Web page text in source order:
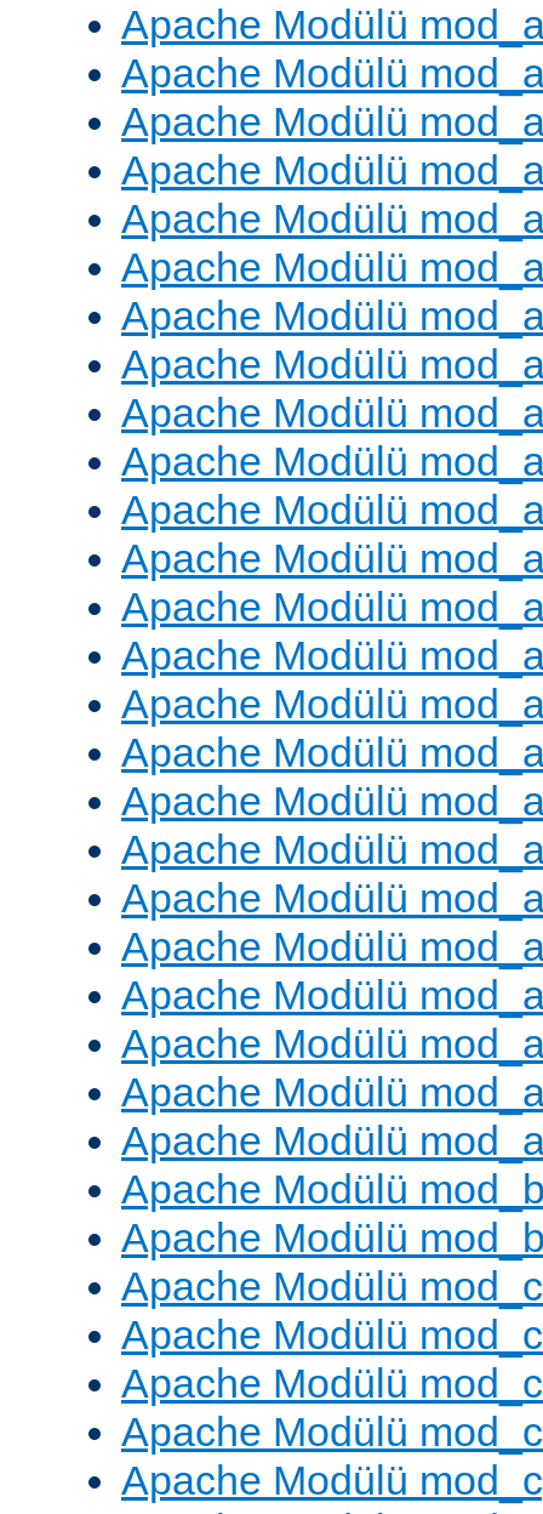
Apache Modülü
Apache Modülü
Apache Modülü
Apache Modülü
Apache Modülü
Apache Modülü
Apache Modülü
Apache Modülü
Apache Modülü
Apache Modülü
Apache Modülü
Apache Modülü
Apache Modülü
Apache Modülü
Apache Modülü
Apache Modülü
Apache Modülü
Apache Modülü
Apache Modülü
Apache Modülü
Apache Modülü
Apache Modülü
Apache Modülü
Apache Modülü
Apache Modülü
Apache Modülü
Apache Modülü
Apache Modülü
Apache Modülü
Apache Modülü
Apache Modülü